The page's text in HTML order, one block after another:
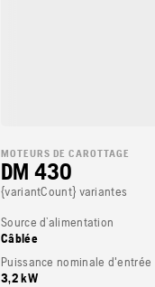
MOTEURS DE CAROTTAGE
DM 430
{variantCount} variantes
Source d’alimentation
Câblée
Puissance nominale d'entrée
3,2 kW